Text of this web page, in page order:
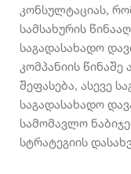
კონსულტაციას,
სამსახურის
საგადასახადო
კომპანიის
შეფასება, ასევე
საგადასახადო
სამომავლო
სტრატეგიის